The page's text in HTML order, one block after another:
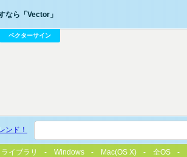
なら「Vector」
ベクターサイン
ンド！
ライブラリ Windows Mac(OS X) 全OS